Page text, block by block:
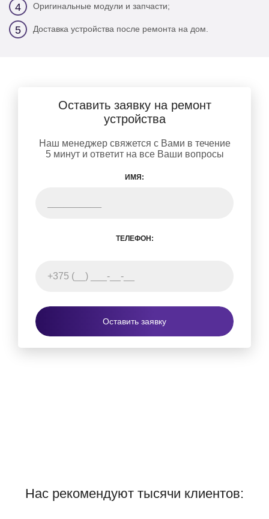
4 Оригинальные модули и запчасти;
5 Доставка устройства после ремонта на дом.
Оставить заявку на ремонт
устройства
Наш менеджер свяжется с Вами в течение
5 минут и ответит на все Ваши вопросы
ИМЯ:
ТЕЛЕФОН:
Оставить заявку
Нас рекомендуют тысячи клиентов: